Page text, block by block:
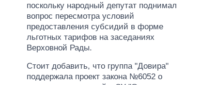
поскольку народный депутат поднимал
вопрос пересмотра условий
предоставления субсидий в форме
льготных тарифов на заседаниях
Верховной Рады.
Стоит добавить, что группа "Довира"
поддержала проект закона №6052 о